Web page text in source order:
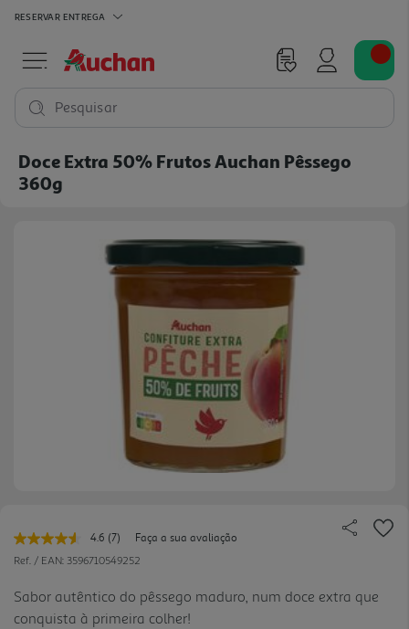
RESERVAR ENTREGA
Pesquisar
Doce Extra 50% Frutos Auchan Pêssego
360g
4.6 Leu
7
Link
para
a
(7)
Faça a sua avaliação
Ref. / EAN: 3596710549252
Sabor autêntico do pêssego maduro, num doce extra que
conquista à primeira colher!